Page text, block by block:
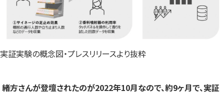
実証実験の概念図・プレスリリースより抜粋
――緒方さんが登壇されたのが2022年10月なので、約9ヶ月で、実証